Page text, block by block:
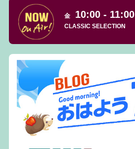
金 10:00 - 11:00
CLASSIC SELECTION